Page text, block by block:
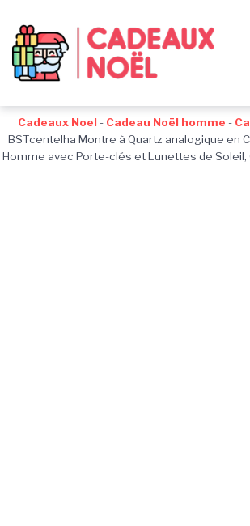
navigation
au
contenu
au
pied
de
Cadeaux Noel - Cadeau Noël homme -
BSTcentelha Montre à Quartz analogique en
Homme avec Porte-clés et Lunettes de Soleil,